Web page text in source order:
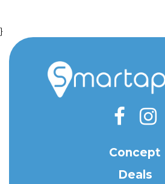
}
Concept
Deals